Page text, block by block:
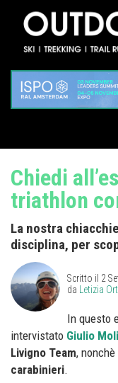
Chiedi
triathlon
La nostra
disciplina, per
Scritto il 2
da
Letizia
In questo
intervistato Giulio
Livigno Team,
carabinieri.